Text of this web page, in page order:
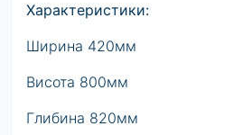
Характеристики:
Ширина 420мм
Висота 800мм
Глибина 820мм